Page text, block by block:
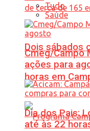
Dois sábados
horas em
Tudo
Saúde
Cmeg/Campo
ações para
Dia dos Pais:
até às 22